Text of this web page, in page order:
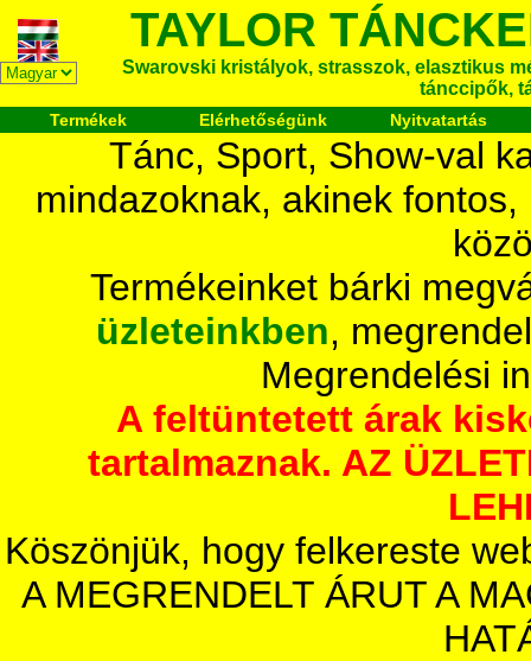
TAYLOR
Swarovski kristályok, strasszok, elasztikus
tánccipők,
Termékek Elérhetőségünk Nyitvatartás
Tánc, Sport, Show-val
mindazoknak, akinek
Termékeinket bárki
üzleteinkben,
Megrendelési
A feltüntetett árak
tartalmaznak. AZ
Köszönjük, hogy felkereste
A MEGRENDELT ÁRUT A